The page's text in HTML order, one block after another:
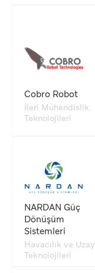
Cobro Robot
İleri Mühendislik
Teknolojileri
NARDAN Güç
Dönüşüm
Sistemleri
Havacılık ve Uzay
Teknolojileri